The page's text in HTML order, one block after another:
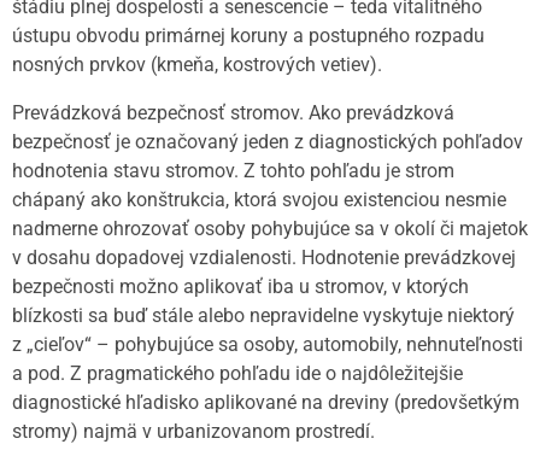
štádiu plnej dospelosti a senescencie – teda vitalitného
ústupu obvodu primárnej koruny a postupného rozpadu
nosných prvkov (kmeňa, kostrových vetiev).
Prevádzková bezpečnosť stromov. Ako prevádzková
bezpečnosť je označovaný jeden z diagnostických pohľadov
hodnotenia stavu stromov. Z tohto pohľadu je strom
chápaný ako konštrukcia, ktorá svojou existenciou nesmie
nadmerne ohrozovať osoby pohybujúce sa v okolí či majetok
v dosahu dopadovej vzdialenosti. Hodnotenie prevádzkovej
bezpečnosti možno aplikovať iba u stromov, v ktorých
blízkosti sa buď stále alebo nepravidelne vyskytuje niektorý
z „cieľov“ – pohybujúce sa osoby, automobily, nehnuteľnosti
a pod. Z pragmatického pohľadu ide o najdôležitejšie
diagnostické hľadisko aplikované na dreviny (predovšetkým
stromy) najmä v urbanizovanom prostredí.